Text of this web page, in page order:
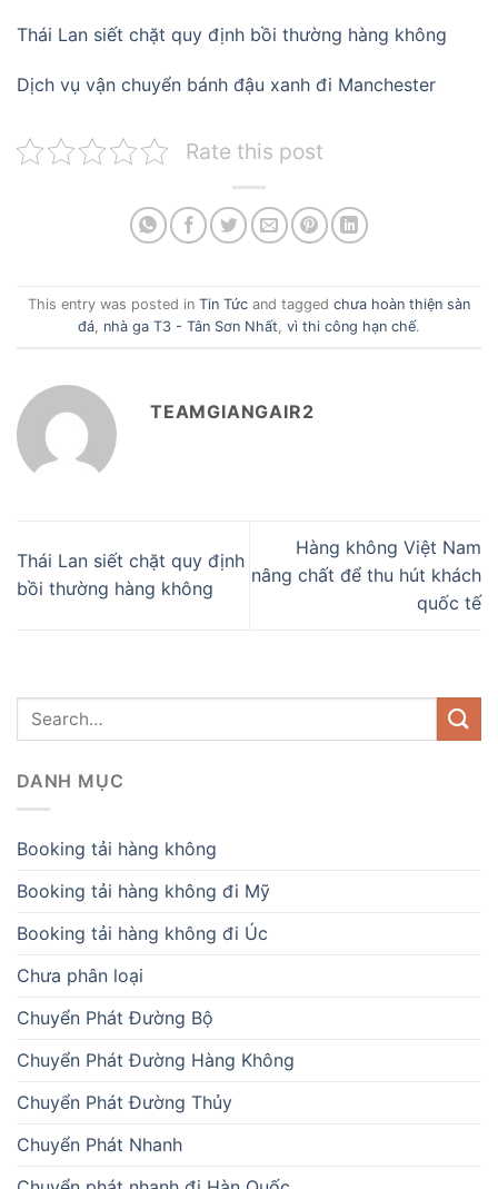
Thái Lan siết chặt quy định bồi thường hàng không
Dịch vụ vận chuyển bánh đậu xanh đi Manchester
Rate this post
This entry was posted in Tin Tức and tagged chưa hoàn thiện sàn
đá nhà ga T3 - Tân Sơn Nhất vì thi công hạn chế.
TEAMGIANGAIR2
Thái Lan siết chặt quy định
bồi thường hàng không
Hàng không Việt Nam
nâng chất để thu hút khách
quốc tế
DANH MỤC
Booking tải hàng không
Booking tải hàng không đi Mỹ
Booking tải hàng không đi Úc
Chưa phân loại
Chuyển Phát Đường Bộ
Chuyển Phát Đường Hàng Không
Chuyển Phát Đường Thủy
Chuyển Phát Nhanh